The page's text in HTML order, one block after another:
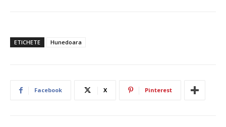
ETICHETE Hunedoara
Facebook X Pinterest